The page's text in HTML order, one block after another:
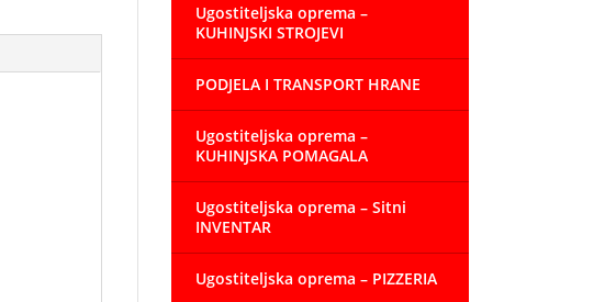
Ugostiteljska oprema –
KUHINJSKI STROJEVI
PODJELA I TRANSPORT HRANE
Ugostiteljska oprema –
KUHINJSKA POMAGALA
Ugostiteljska oprema – Sitni
INVENTAR
Ugostiteljska oprema – PIZZERIA